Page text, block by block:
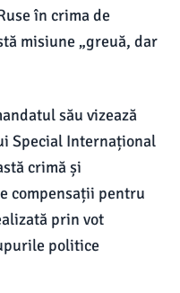
în crima de
misiune „greuă, dar
său vizează
Special Internațional
crimă și
compensații pentru
prin vot
politice